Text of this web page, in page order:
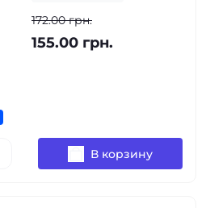
172.00 грн.
155.00 грн.
В корзину